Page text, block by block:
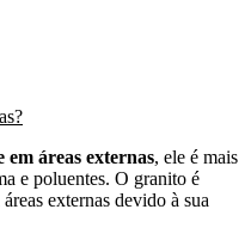
áreas externas, ele é mais
e poluentes. O granito é
externas devido à sua